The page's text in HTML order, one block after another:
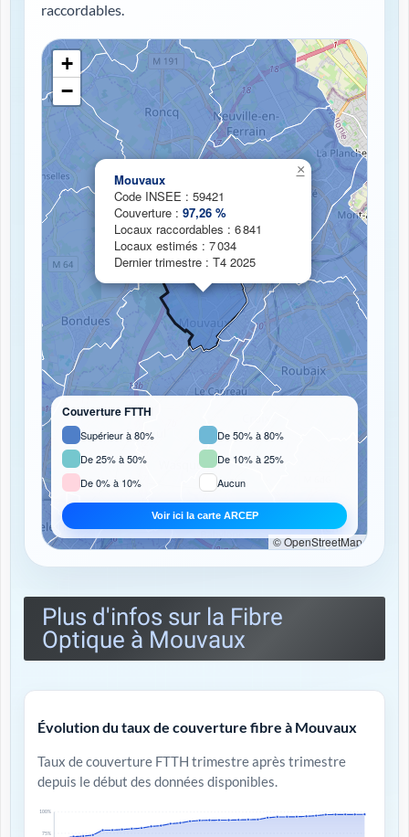
raccordables.
Chargement de la carte de couverture fibre...
Mouvaux
Code INSEE : 59421
Couverture : 97,26 %
Locaux raccordables : 6 841
Locaux estimés : 7 034
Dernier trimestre : T4 2025
×
+
−
Couverture FTTH
Supérieur à 80%
De 50% à 80%
De 25% à 50%
De 10% à 25%
De 0% à 10%
Aucun
Voir ici la carte ARCEP
© OpenStreetMap
Plus d'infos sur la Fibre
Optique à Mouvaux
Évolution du taux de couverture fibre à Mouvaux
Taux de couverture FTTH trimestre après trimestre
depuis le début des données disponibles.
75%
100%